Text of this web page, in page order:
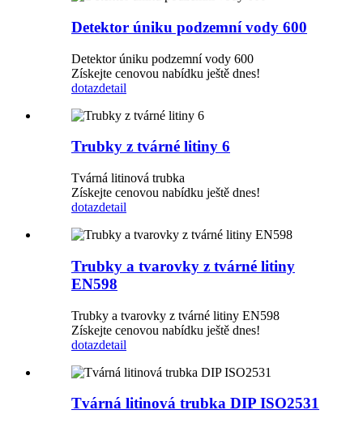
Detektor úniku podzemní vody 600
Detektor úniku podzemní vody 600
Získejte cenovou nabídku ještě dnes!
dotazdetail
Trubky z tvárné litiny 6
Tvárná litinová trubka
Získejte cenovou nabídku ještě dnes!
dotazdetail
Trubky a tvarovky z tvárné litiny
EN598
Trubky a tvarovky z tvárné litiny EN598
Získejte cenovou nabídku ještě dnes!
dotazdetail
Tvárná litinová trubka DIP ISO2531